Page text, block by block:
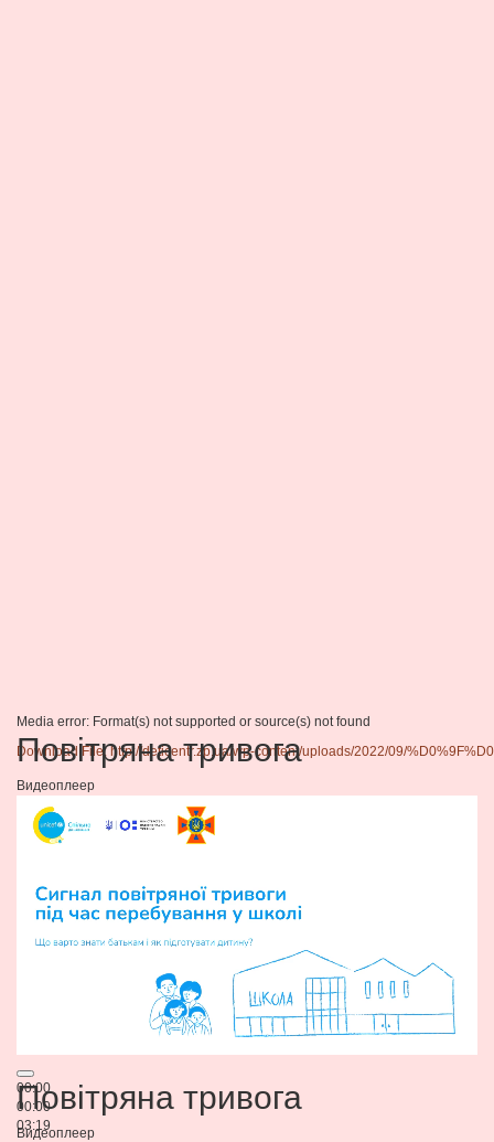
Media error: Format(s) not supported or source(s) not found
Download File: http://deticentr.zp.ua/wp-content/uploads/2022/09/
00:00
Повітряна тривога
Видеоплеер
00:00
00:00
03:19
Повітряна тривога
Видеоплеер